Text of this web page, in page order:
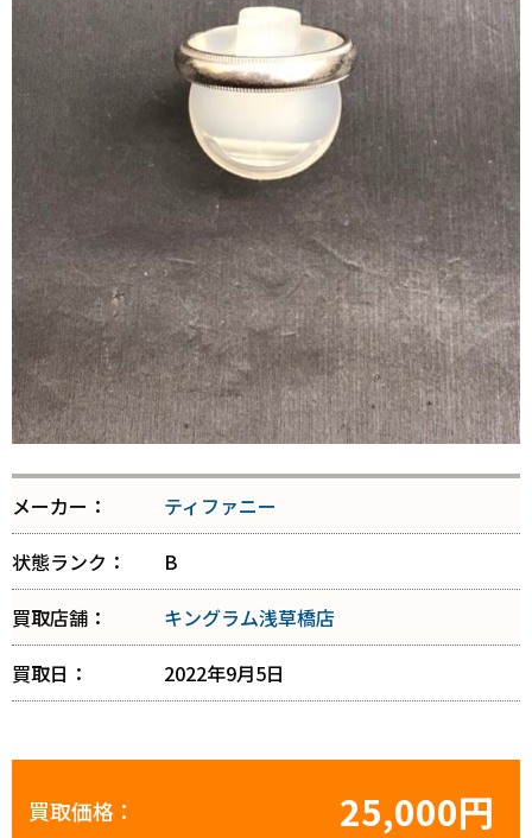
メーカー：
ティファニー
状態ランク：
B
買取店舗：
キングラム浅草橋店
買取日：
2022年9月5日
買取価格： 25,000円